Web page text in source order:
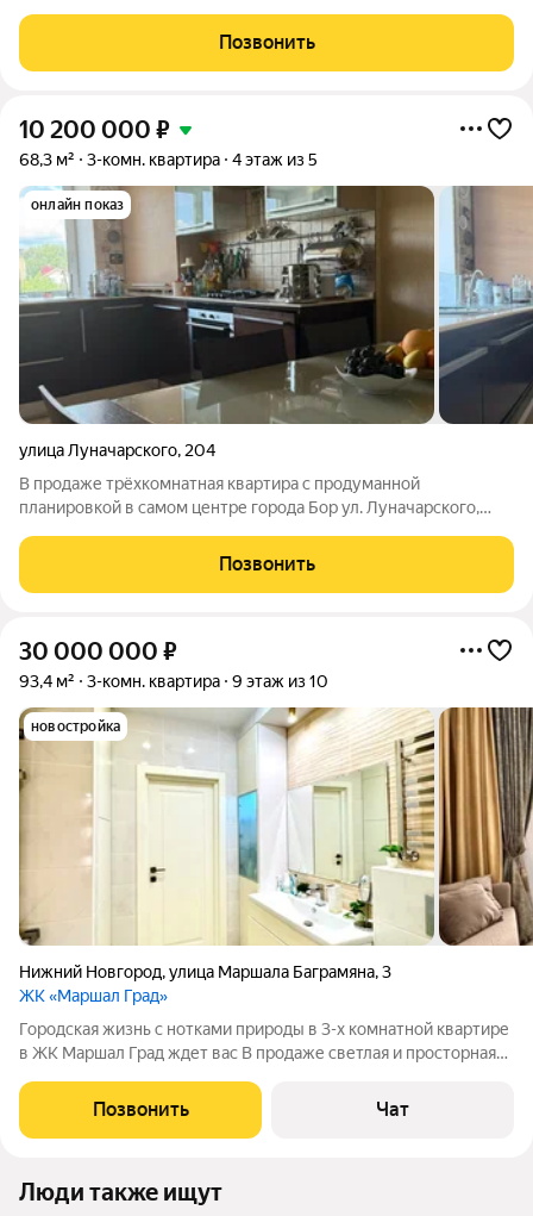
Первое, что чувствуется при входе: воздух и пространство
три изолированные
Позвонить
10 200 000 ₽
68,3 м² 3-комн. квартира 4 этаж из 5
онлайн показ
улица Луначарского, 204
В продаже трёхкомнатная квартира с продуманной
планировкой в самом центре города Бор ул. Луначарского,
2006 г. постройки). Планировка: комнаты на разные стороны
дома: 11,6 и 13,3 кв. м.;
Позвонить
30 000 000 ₽
93,4 м² 3-комн. квартира 9 этаж из 10
новостройка
Нижний Новгород,улица Маршала Баграмяна,3
ЖК «Маршал Град»
Городская жизнь с нотками природы в 3-х комнатной квартире
в ЖК Маршал Град ждет вас В продаже светлая и просторная
индивидуальным парковочным местом на подземном
паркинге. Здесь чувствуется
Позвонить Чат
Люди также ищут